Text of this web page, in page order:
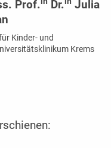
Prof. Dr.
Julia
Kinder- und
Krems